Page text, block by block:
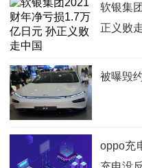
软银集
正义败
被曝毁
oppo充